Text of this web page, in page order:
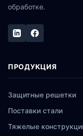
обработке.
ПРОДУКЦИЯ
Защитные решетки
Поставки стали
Тяжелые